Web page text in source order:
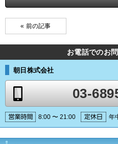
« 前の記事
お電話でのお
朝日株式会社
03-
8:00 〜 21:00 年